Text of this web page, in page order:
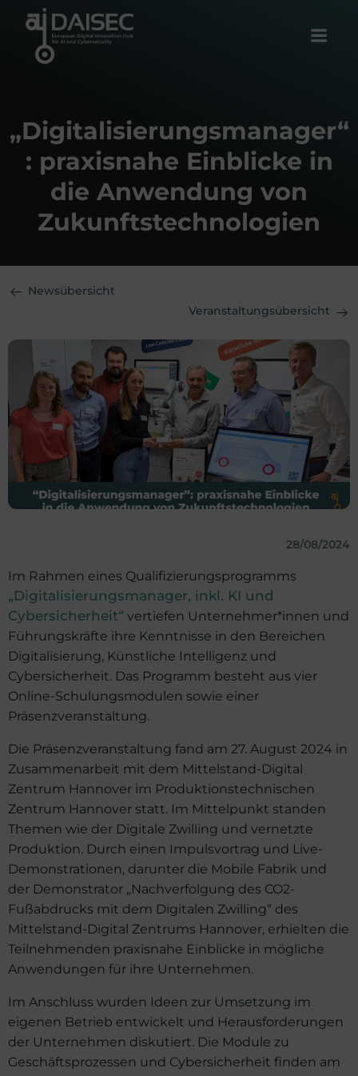
„Digitalisierungsmanager“
: praxisnahe Einblicke in
die Anwendung von
Zukunftstechnologien
Newsübersicht
Veranstaltungsübersicht
28/08/2024
Im Rahmen eines Qualifizierungsprogramms
„Digitalisierungsmanager, inkl. KI und
Cybersicherheit“ vertiefen Unternehmer*innen und
Führungskräfte ihre Kenntnisse in den Bereichen
Digitalisierung, Künstliche Intelligenz und
Cybersicherheit. Das Programm besteht aus vier
Online-Schulungsmodulen sowie einer
Präsenzveranstaltung.
Die Präsenzveranstaltung fand am 27. August 2024 in
Zusammenarbeit mit dem Mittelstand-Digital
Zentrum Hannover im Produktionstechnischen
Zentrum Hannover statt. Im Mittelpunkt standen
Themen wie der Digitale Zwilling und vernetzte
Produktion. Durch einen Impulsvortrag und Live-
Demonstrationen, darunter die Mobile Fabrik und
der Demonstrator „Nachverfolgung des CO2-
Fußabdrucks mit dem Digitalen Zwilling“ des
Mittelstand-Digital Zentrums Hannover, erhielten die
Teilnehmenden praxisnahe Einblicke in mögliche
Anwendungen für ihre Unternehmen.
Im Anschluss wurden Ideen zur Umsetzung im
eigenen Betrieb entwickelt und Herausforderungen
der Unternehmen diskutiert. Die Module zu
Geschäftsprozessen und Cybersicherheit finden am